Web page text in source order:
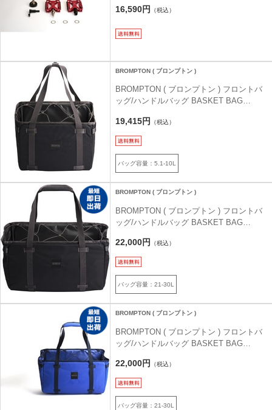
ス ペダル ) レッド
16,590円 （税込）
BROMPTON ( ブロンプトン )
BROMPTON ( ブロンプトン ) フロントバ
ッグ/ハンドルバッグ BASKET BAG
ラック/ダークグレー
19,415円 （税込）
バッグ容量：5.1-10L
BROMPTON ( ブロンプトン )
BROMPTON ( ブロンプトン ) フロントバ
ッグ/ハンドルバッグ BASKET BAG
ック/ダークグレー
22,000円 （税込）
バッグ容量：21-30L
BROMPTON ( ブロンプトン )
BROMPTON ( ブロンプトン ) フロントバ
ッグ/ハンドルバッグ BASKET BAG
ー/ネイビー
22,000円 （税込）
バッグ容量：21-30L